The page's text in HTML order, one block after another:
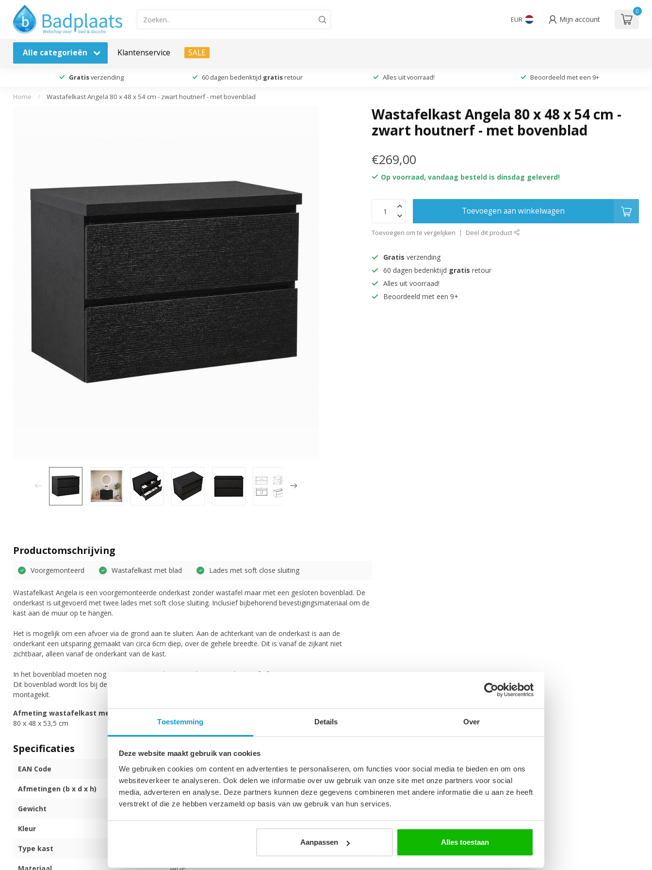
Toestemming Details Over
Deze website maakt gebruik van cookies
We gebruiken cookies om content en advertenties te personaliseren, om functies voor social media te bieden en om ons
websiteverkeer te analyseren. Ook delen we informatie over uw gebruik van onze site met onze partners voor social
media, adverteren en analyse. Deze partners kunnen deze gegevens combineren met andere informatie die u aan ze heeft
verstrekt of die ze hebben verzameld op basis van uw gebruik van hun services.
Aanpassen Alles toestaan
EUR Mijn account
0
Alle categorieën Klantenservice SALE
Gratisverzending 60 dagen bedenktijd gratis retour Alles uit voorraad! Beoordeeld met een 9+
Home / Wastafelkast Angela 80 x 48 x 54 cm - zwart houtnerf - met bovenblad
Wastafelkast Angela 80 x 48 x 54 cm -
zwart houtnerf - met bovenblad
€269,00
Op voorraad, vandaag besteld is dinsdag geleverd!
Toevoegen aan winkelwagen
Toevoegen om te vergelijken Deel dit product
Gratis verzending
60 dagen bedenktijd gratis retour
Alles uit voorraad!
Beoordeeld met een 9+
Productomschrijving
Voorgemonteerd Wastafelkast met blad Lades met soft close sluiting
Wastafelkast Angela is een voorgemonteerde onderkast zonder wastafel maar met een gesloten bovenblad. De
onderkast is uitgevoerd met twee lades met soft close sluiting. Inclusief bijbehorend bevestigingsmateriaal om de
kast aan de muur op te hangen.
Het is mogelijk om een afvoer via de grond aan te sluiten. Aan de achterkant van de onderkast is aan de
onderkant een uitsparing gemaakt van circa 6cm diep, over de gehele breedte. Dit is vanaf de zijkant niet
zichtbaar, alleen vanaf de onderkant van de kast.
In het bovenblad moeten nog uitsparingen worden gemaakt voor een kraan of afvoer.
Dit bovenblad wordt los bij de wastafelkast geleverd en moet nog op de kast worden gemonteerd met
montagekit.
Afmeting wastafelkast met bovenblad
80 x 48 x 53,5 cm
Specificaties
EAN Code 8720171728986
Afmetingen (b x d x h) 80 x 48 x 53,5 cm
Gewicht 39 kg
Kleur
Type kast